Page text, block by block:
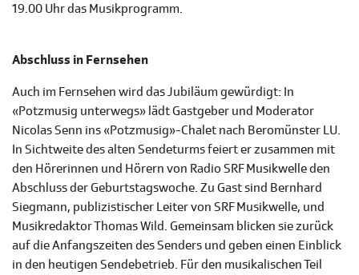
19.00 Uhr das Musikprogramm.
Abschluss in Fernsehen
Auch im Fernsehen wird das Jubiläum gewürdigt: In
«Potzmusig unterwegs» lädt Gastgeber und Moderator
Nicolas Senn ins «Potzmusig»-Chalet nach Beromünster LU.
In Sichtweite des alten Sendeturms feiert er zusammen mit
den Hörerinnen und Hörern von Radio SRF Musikwelle den
Abschluss der Geburtstagswoche. Zu Gast sind Bernhard
Siegmann, publizistischer Leiter von SRF Musikwelle, und
Musikredaktor Thomas Wild. Gemeinsam blicken sie zurück
auf die Anfangszeiten des Senders und geben einen Einblick
in den heutigen Sendebetrieb. Für den musikalischen Teil